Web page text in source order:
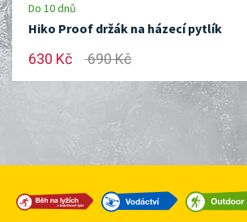
Do 10 dnů
Hiko Proof držák na házecí pytlík
630 Kč 690 Kč